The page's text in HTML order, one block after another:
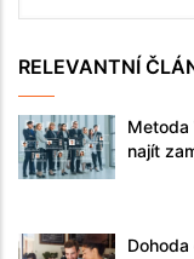
RELEVANTNÍ
Metoda
najít